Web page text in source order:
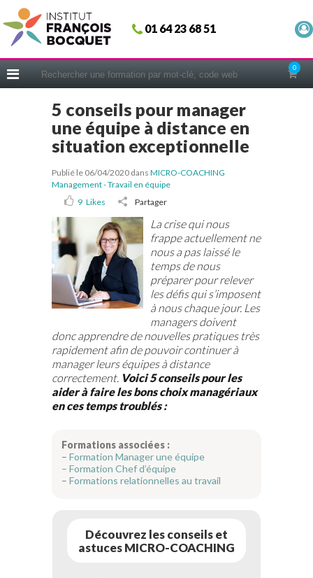
01 64 23 68 51
0
Fermer
ACCUEIL
CERIFICATIONS
INTRAS | SUR-MESURE
COACHING
NOUS CONNAÎTRE
CONSEILS MICRO-COACHING
PODCAST
WEBINAIRES
QUESTIONNAIRE GRATUIT
5 conseils pour manager
une équipe à distance en
situation exceptionnelle
Publié le 06/04/2020 dans MICRO-COACHING
Management - Travail en équipe
9 Likes Partager
La crise qui nous
frappe actuellement ne
nous a pas laissé le
temps de nous
préparer pour relever
les défis qui s’imposent
à nous chaque jour. Les
managers doivent
donc apprendre de nouvelles pratiques très
rapidement afin de pouvoir continuer à
manager leurs équipes à distance
correctement. Voici 5 conseils pour les
aider à faire les bons choix managériaux
en ces temps troublés :
Formations associées :
– Formation Manager une équipe
– Formation Chef d’équipe
– Formations relationnelles au travail
Découvrez les conseils et
astuces MICRO-COACHING